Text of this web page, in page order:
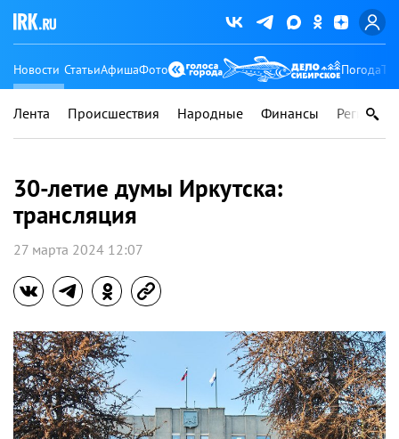
Новости СтатьиАфишаФото Погода
Лента Происшествия Народные Финансы Регионы
30-летие думы Иркутска:
трансляция
27 марта 2024 12:07